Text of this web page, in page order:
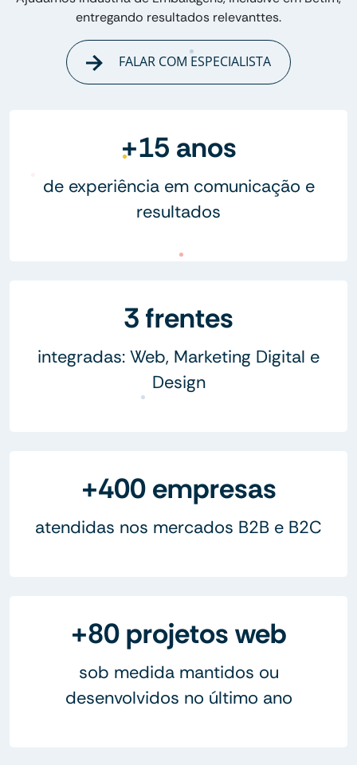
entregando resultados relevanttes.
FALAR COM ESPECIALISTA
+15 anos
de experiência em comunicação e
resultados
3 frentes
integradas: Web, Marketing Digital e
Design
+400 empresas
atendidas nos mercados B2B e B2C
+80 projetos web
sob medida mantidos ou
desenvolvidos no último ano